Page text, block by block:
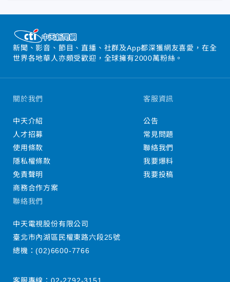
新聞、影音、節目、直播、社群及App都深獲網友喜愛，在全
世界各地華人亦頗受歡迎，全球擁有2000萬粉絲。
關於我們
中天介紹
人才招募
使用條款
隱私權條款
免責聲明
商務合作方案
客服資訊
公告
常見問題
聯絡我們
我要爆料
我要投稿
聯絡我們
中天電視股份有限公司
臺北市內湖區民權東路六段25號
總機：(02)6600-7766